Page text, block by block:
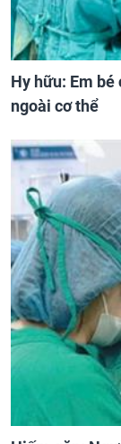
Hy hữu: Em
ngoài cơ thể